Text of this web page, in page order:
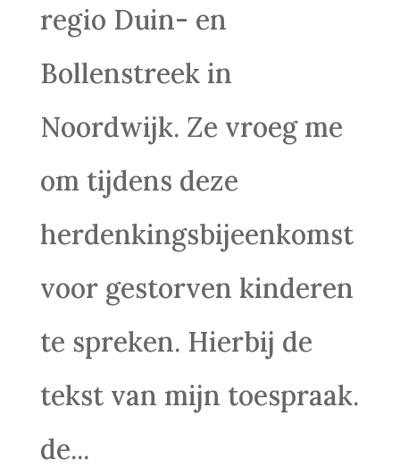
regio Duin- en
Bollenstreek in
Noordwijk. Ze vroeg me
om tijdens deze
herdenkingsbijeenkomst
voor gestorven kinderen
te spreken. Hierbij de
tekst van mijn toespraak.
de...